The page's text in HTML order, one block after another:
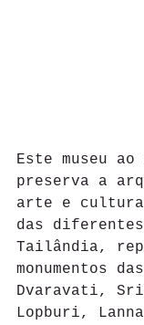
Este museu
preserva a
arte e cultura
das
Tailândia,
monumentos
Dvaravati,
Lopburi,